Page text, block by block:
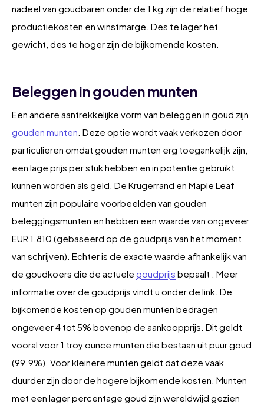
nadeel van goudbaren onder de 1 kg zijn de relatief hoge
productiekosten en winstmarge. Des te lager het
gewicht, des te hoger zijn de bijkomende kosten.
Beleggen in gouden munten
Een andere aantrekkelijke vorm van beleggen in goud zijn
gouden munten . Deze optie wordt vaak verkozen door
particulieren omdat gouden munten erg toegankelijk zijn,
een lage prijs per stuk hebben en in potentie gebruikt
kunnen worden als geld. De Krugerrand en Maple Leaf
munten zijn populaire voorbeelden van gouden
beleggingsmunten en hebben een waarde van ongeveer
EUR 1.810 (gebaseerd op de goudprijs van het moment
van schrijven). Echter is de exacte waarde afhankelijk van
de goudkoers die de actuele goudprijs bepaalt . Meer
informatie over de goudprijs vindt u onder de link. De
bijkomende kosten op gouden munten bedragen
ongeveer 4 tot 5% bovenop de aankoopprijs. Dit geldt
vooral voor 1 troy ounce munten die bestaan uit puur goud
(99.9%). Voor kleinere munten geldt dat deze vaak
duurder zijn door de hogere bijkomende kosten. Munten
met een lager percentage goud zijn wereldwijd gezien